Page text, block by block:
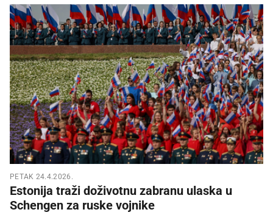
PETAK 24.4.2026.
Estonija traži doživotnu zabranu ulaska u
Schengen za ruske vojnike